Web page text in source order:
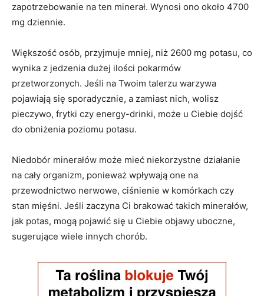
zapotrzebowanie na ten minerał. Wynosi ono około 4700
mg dziennie.
Większość osób, przyjmuje mniej, niż 2600 mg potasu, co
wynika z jedzenia dużej ilości pokarmów
przetworzonych. Jeśli na Twoim talerzu warzywa
pojawiają się sporadycznie, a zamiast nich, wolisz
pieczywo, frytki czy energy-drinki, może u Ciebie dojść
do obniżenia poziomu potasu.
Niedobór minerałów może mieć niekorzystne działanie
na cały organizm, ponieważ wpływają one na
przewodnictwo nerwowe, ciśnienie w komórkach czy
stan mięśni. Jeśli zaczyna Ci brakować takich minerałów,
jak potas, mogą pojawić się u Ciebie objawy uboczne,
sugerujące wiele innych chorób.